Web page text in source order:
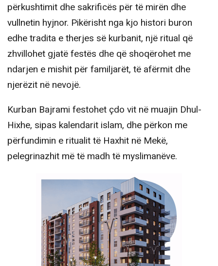
përkushtimit dhe sakrificës për të mirën dhe
vullnetin hyjnor. Pikërisht nga kjo histori buron
edhe tradita e therjes së kurbanit, një ritual që
zhvillohet gjatë festës dhe që shoqërohet me
ndarjen e mishit për familjarët, të afërmit dhe
njerëzit në nevojë.
Kurban Bajrami festohet çdo vit në muajin Dhul-
Hixhe, sipas kalendarit islam, dhe përkon me
përfundimin e ritualit të Haxhit në Mekë,
pelegrinazhit më të madh të myslimanëve.